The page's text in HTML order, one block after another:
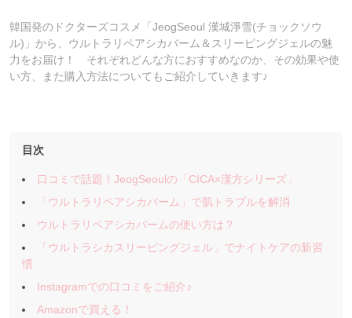
韓国発のドクターズコスメ「JeogSeoul 漢城淨雪(チョックソウ
ル)」から、ウルトラリペアシカバーム＆スリーピングジェルの魅
力をお届け！ それぞれどんな方におすすめなのか、その効果や使
い方、また購入方法についてもご紹介していきます♪
目次
口コミで話題！JeogSeoulの「CICA×漢方シリーズ」
「ウルトラリペアシカバーム」で肌トラブルを解消
ウルトラリペアシカバームの使い方は？
「ウルトラシカスリーピングジェル」でナイトケアの新習
慣
Instagramでの口コミをご紹介♪
Amazonで買える！